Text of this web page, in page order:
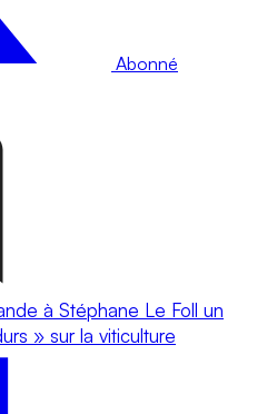
Abonné
à Stéphane Le Foll un
» sur la viticulture